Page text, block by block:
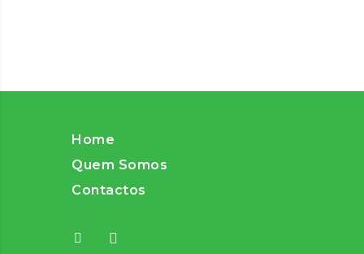
Home
Quem Somos
Contactos